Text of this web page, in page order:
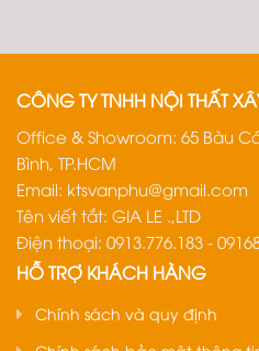
CÔNG TY TNHH NỘI THẤT
Office & Showroom: 65 Bàu
Bình, TP.HCM
Email: ktsvanphu@gmail.com
Tên viết tắt: GIA LE .,LTD
Điện thoại: 0913.776.183 -
HỖ TRỢ KHÁCH HÀNG
Chính sách và quy định